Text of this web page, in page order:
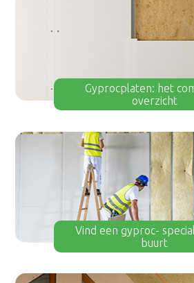
Gyprocplaten: het
overzicht
Vind een gyproc-
buurt